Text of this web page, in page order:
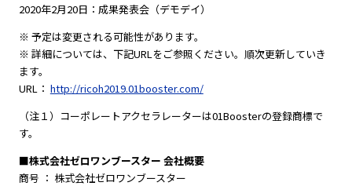
2020年2月20日：成果発表会（デモデイ）
※ 予定は変更される可能性があります。
※ 詳細については、下記URLをご参照ください。順次更新していき
ます。
URL： http://ricoh2019.01booster.com/
（注１）コーポレートアクセラレーターは01Boosterの登録商標で
す。
■株式会社ゼロワンブースター 会社概要
商号 ： 株式会社ゼロワンブースター